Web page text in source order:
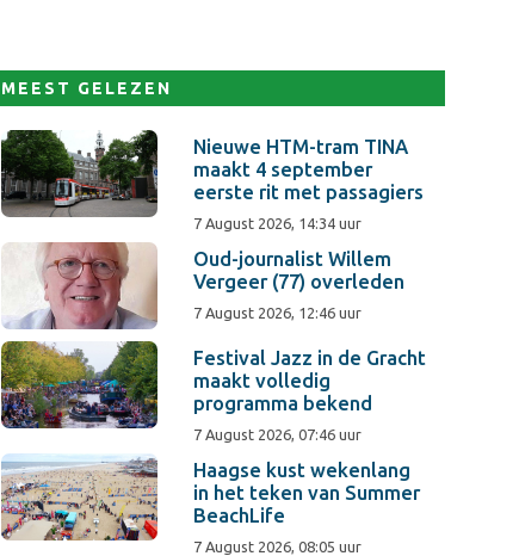
MEEST GELEZEN
Nieuwe HTM-tram TINA
maakt 4 september
eerste rit met passagiers
7 August 2026, 14:34 uur
Oud-journalist Willem
Vergeer (77) overleden
7 August 2026, 12:46 uur
Festival Jazz in de Gracht
maakt volledig
programma bekend
7 August 2026, 07:46 uur
Haagse kust wekenlang
in het teken van Summer
BeachLife
7 August 2026, 08:05 uur